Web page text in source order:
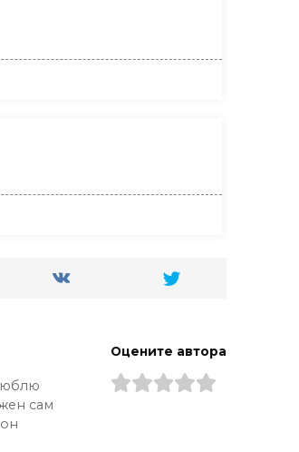
сам
Оцените автора